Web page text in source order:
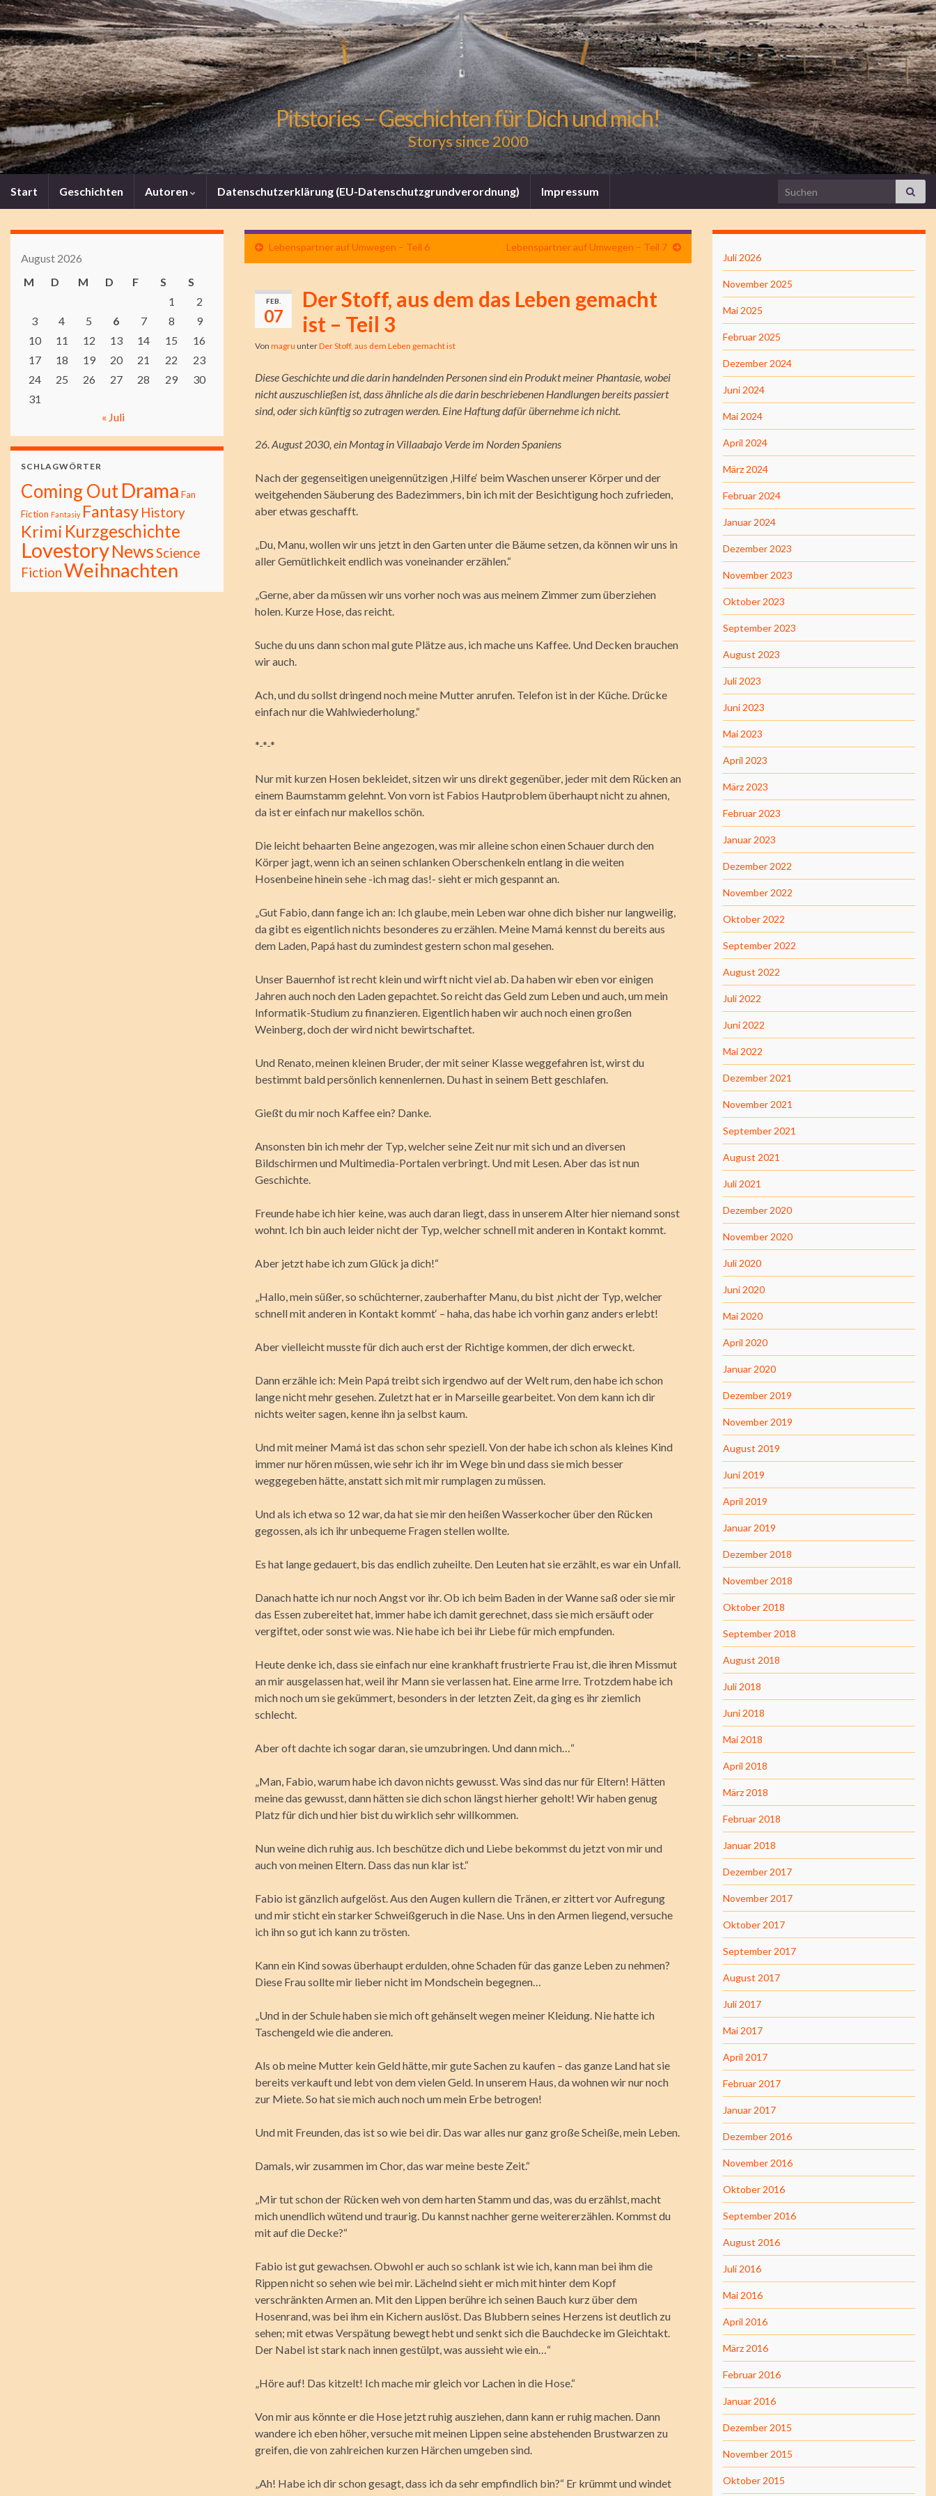
Pitstories – Geschichten für Dich und mich!
Storys since 2000
Start Geschichten Autoren Datenschutzerklärung (EU-Datenschutzgrundverordnung) Impressum Search for:
Lebenspartner auf Umwegen – Teil 6 Lebenspartner auf Umwegen – Teil 7
FEB.
07
Der Stoff, aus dem das Leben gemacht
ist – Teil 3
Von magru unterDer Stoff, aus dem Leben gemacht ist
Diese Geschichte und die darin handelnden Personen sind ein Produkt meiner Phantasie, wobei
nicht auszuschließen ist, dass ähnliche als die darin beschriebenen Handlungen bereits passiert
sind, oder sich künftig so zutragen werden. Eine Haftung dafür übernehme ich nicht.
26. August 2030, ein Montag in Villaabajo Verde im Norden Spaniens
Nach der gegenseitigen uneigennützigen ‚Hilfe‘ beim Waschen unserer Körper und der
weitgehenden Säuberung des Badezimmers, bin ich mit der Besichtigung hoch zufrieden,
aber etwas geschafft.
„Du, Manu, wollen wir uns jetzt in den Garten unter die Bäume setzen, da können wir uns in
aller Gemütlichkeit endlich was voneinander erzählen.“
„Gerne, aber da müssen wir uns vorher noch was aus meinem Zimmer zum überziehen
holen. Kurze Hose, das reicht.
Suche du uns dann schon mal gute Plätze aus, ich mache uns Kaffee. Und Decken brauchen
wir auch.
Ach, und du sollst dringend noch meine Mutter anrufen. Telefon ist in der Küche. Drücke
einfach nur die Wahlwiederholung.“
*-*-*
Nur mit kurzen Hosen bekleidet, sitzen wir uns direkt gegenüber, jeder mit dem Rücken an
einem Baumstamm gelehnt. Von vorn ist Fabios Hautproblem überhaupt nicht zu ahnen,
da ist er einfach nur makellos schön.
Die leicht behaarten Beine angezogen, was mir alleine schon einen Schauer durch den
Körper jagt, wenn ich an seinen schlanken Oberschenkeln entlang in die weiten
Hosenbeine hinein sehe -ich mag das!- sieht er mich gespannt an.
„Gut Fabio, dann fange ich an: Ich glaube, mein Leben war ohne dich bisher nur langweilig,
da gibt es eigentlich nichts besonderes zu erzählen. Meine Mamá kennst du bereits aus
dem Laden, Papá hast du zumindest gestern schon mal gesehen.
Unser Bauernhof ist recht klein und wirft nicht viel ab. Da haben wir eben vor einigen
Jahren auch noch den Laden gepachtet. So reicht das Geld zum Leben und auch, um mein
Informatik-Studium zu finanzieren. Eigentlich haben wir auch noch einen großen
Weinberg, doch der wird nicht bewirtschaftet.
Und Renato, meinen kleinen Bruder, der mit seiner Klasse weggefahren ist, wirst du
bestimmt bald persönlich kennenlernen. Du hast in seinem Bett geschlafen.
Gießt du mir noch Kaffee ein? Danke.
Ansonsten bin ich mehr der Typ, welcher seine Zeit nur mit sich und an diversen
Bildschirmen und Multimedia-Portalen verbringt. Und mit Lesen. Aber das ist nun
Geschichte.
Freunde habe ich hier keine, was auch daran liegt, dass in unserem Alter hier niemand sonst
wohnt. Ich bin auch leider nicht der Typ, welcher schnell mit anderen in Kontakt kommt.
Aber jetzt habe ich zum Glück ja dich!“
„Hallo, mein süßer, so schüchterner, zauberhafter Manu, du bist ‚nicht der Typ, welcher
schnell mit anderen in Kontakt kommt‘ – haha, das habe ich vorhin ganz anders erlebt!
Aber vielleicht musste für dich auch erst der Richtige kommen, der dich erweckt.
Dann erzähle ich: Mein Papá treibt sich irgendwo auf der Welt rum, den habe ich schon
lange nicht mehr gesehen. Zuletzt hat er in Marseille gearbeitet. Von dem kann ich dir
nichts weiter sagen, kenne ihn ja selbst kaum.
Und mit meiner Mamá ist das schon sehr speziell. Von der habe ich schon als kleines Kind
immer nur hören müssen, wie sehr ich ihr im Wege bin und dass sie mich besser
weggegeben hätte, anstatt sich mit mir rumplagen zu müssen.
Und als ich etwa so 12 war, da hat sie mir den heißen Wasserkocher über den Rücken
gegossen, als ich ihr unbequeme Fragen stellen wollte.
Es hat lange gedauert, bis das endlich zuheilte. Den Leuten hat sie erzählt, es war ein Unfall.
Danach hatte ich nur noch Angst vor ihr. Ob ich beim Baden in der Wanne saß oder sie mir
das Essen zubereitet hat, immer habe ich damit gerechnet, dass sie mich ersäuft oder
vergiftet, oder sonst wie was. Nie habe ich bei ihr Liebe für mich empfunden.
Heute denke ich, dass sie einfach nur eine krankhaft frustrierte Frau ist, die ihren Missmut
an mir ausgelassen hat, weil ihr Mann sie verlassen hat. Eine arme Irre. Trotzdem habe ich
mich noch um sie gekümmert, besonders in der letzten Zeit, da ging es ihr ziemlich
schlecht.
Aber oft dachte ich sogar daran, sie umzubringen. Und dann mich…“
„Man, Fabio, warum habe ich davon nichts gewusst. Was sind das nur für Eltern! Hätten
meine das gewusst, dann hätten sie dich schon längst hierher geholt! Wir haben genug
Platz für dich und hier bist du wirklich sehr willkommen.
Nun weine dich ruhig aus. Ich beschütze dich und Liebe bekommst du jetzt von mir und
auch von meinen Eltern. Dass das nun klar ist.“
Fabio ist gänzlich aufgelöst. Aus den Augen kullern die Tränen, er zittert vor Aufregung
und mir sticht ein starker Schweißgeruch in die Nase. Uns in den Armen liegend, versuche
ich ihn so gut ich kann zu trösten.
Kann ein Kind sowas überhaupt erdulden, ohne Schaden für das ganze Leben zu nehmen?
Diese Frau sollte mir lieber nicht im Mondschein begegnen…
„Und in der Schule haben sie mich oft gehänselt wegen meiner Kleidung. Nie hatte ich
Taschengeld wie die anderen.
Als ob meine Mutter kein Geld hätte, mir gute Sachen zu kaufen – das ganze Land hat sie
bereits verkauft und lebt von dem vielen Geld. In unserem Haus, da wohnen wir nur noch
zur Miete. So hat sie mich auch noch um mein Erbe betrogen!
Und mit Freunden, das ist so wie bei dir. Das war alles nur ganz große Scheiße, mein Leben.
Damals, wir zusammen im Chor, das war meine beste Zeit.“
„Mir tut schon der Rücken weh von dem harten Stamm und das, was du erzählst, macht
mich unendlich wütend und traurig. Du kannst nachher gerne weitererzählen. Kommst du
mit auf die Decke?“
Fabio ist gut gewachsen. Obwohl er auch so schlank ist wie ich, kann man bei ihm die
Rippen nicht so sehen wie bei mir. Lächelnd sieht er mich mit hinter dem Kopf
verschränkten Armen an. Mit den Lippen berühre ich seinen Bauch kurz über dem
Hosenrand, was bei ihm ein Kichern auslöst. Das Blubbern seines Herzens ist deutlich zu
sehen; mit etwas Verspätung bewegt hebt und senkt sich die Bauchdecke im Gleichtakt.
Der Nabel ist stark nach innen gestülpt, was aussieht wie ein…“
„Höre auf! Das kitzelt! Ich mache mir gleich vor Lachen in die Hose.“
Von mir aus könnte er die Hose jetzt ruhig ausziehen, dann kann er ruhig machen. Dann
wandere ich eben höher, versuche mit meinen Lippen seine abstehenden Brustwarzen zu
greifen, die von zahlreichen kurzen Härchen umgeben sind.
„Ah! Habe ich dir schon gesagt, dass ich da sehr empfindlich bin?“ Er krümmt und windet
August 2026
M
D M D F S
S
1
2
3
4 5 6 7 8
9
10
11 12 13 14 15
16
17
18 19 20 21 22
23
24
25 26 27 28 29
30
31
« Juli
SCHLAGWÖRTER
Coming OutDrama Fan
Fiction Fantasiy Fantasy History
Krimi Kurzgeschichte
LovestoryNewsScience
FictionWeihnachten
Juli 2026
November 2025
Mai 2025
Februar 2025
Dezember 2024
Juni 2024
Mai 2024
April 2024
März 2024
Februar 2024
Januar 2024
Dezember 2023
November 2023
Oktober 2023
September 2023
August 2023
Juli 2023
Juni 2023
Mai 2023
April 2023
März 2023
Februar 2023
Januar 2023
Dezember 2022
November 2022
Oktober 2022
September 2022
August 2022
Juli 2022
Juni 2022
Mai 2022
Dezember 2021
November 2021
September 2021
August 2021
Juli 2021
Dezember 2020
November 2020
Juli 2020
Juni 2020
Mai 2020
April 2020
Januar 2020
Dezember 2019
November 2019
August 2019
Juni 2019
April 2019
Januar 2019
Dezember 2018
November 2018
Oktober 2018
September 2018
August 2018
Juli 2018
Juni 2018
Mai 2018
April 2018
März 2018
Februar 2018
Januar 2018
Dezember 2017
November 2017
Oktober 2017
September 2017
August 2017
Juli 2017
Mai 2017
April 2017
Februar 2017
Januar 2017
Dezember 2016
November 2016
Oktober 2016
September 2016
August 2016
Juli 2016
Mai 2016
April 2016
März 2016
Februar 2016
Januar 2016
Dezember 2015
November 2015
Oktober 2015